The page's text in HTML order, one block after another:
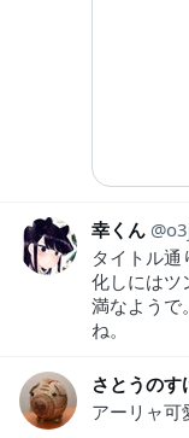
幸くん
タイトル
化しにはツ
満なようで
ね。
さとうのす
アーリャ可